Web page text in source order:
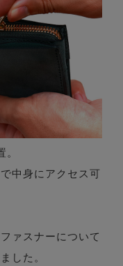
中身にアクセス可
ァスナーについて
した。